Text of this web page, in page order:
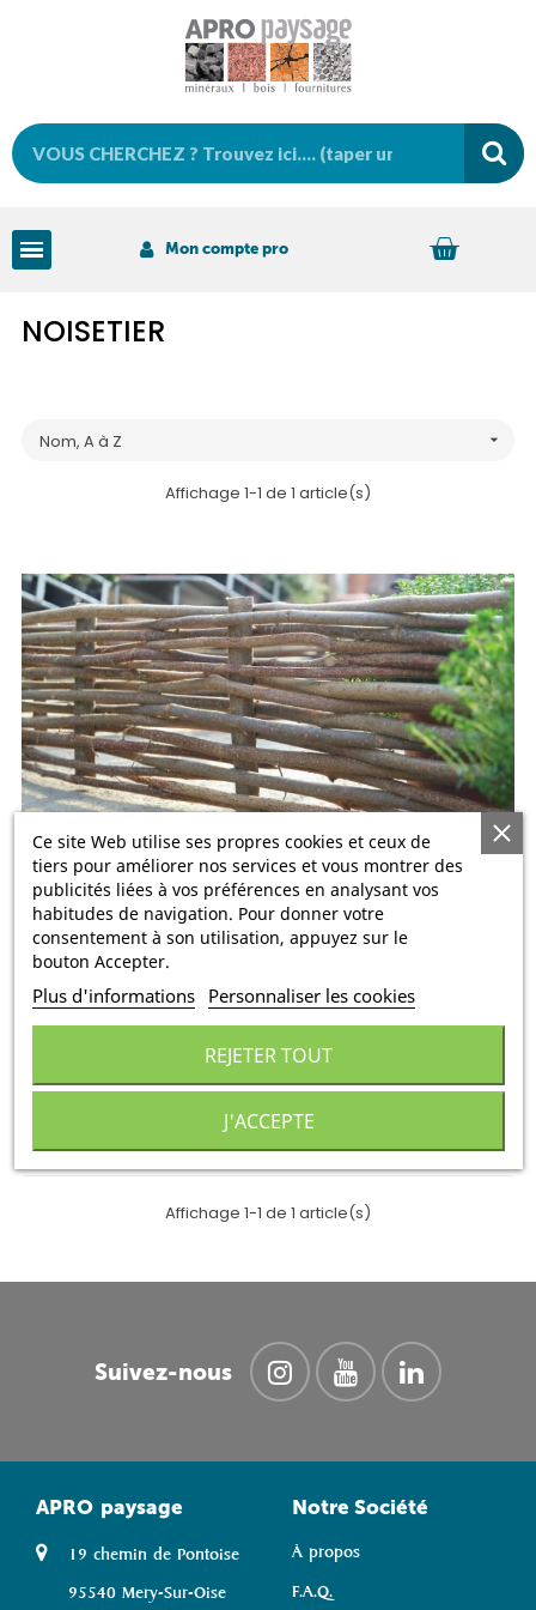
Mon compte pro
NOISETIER
Nom, A à Z 
Affichage 1-1 de 1 article(s)
BORDURE NOISETIER 2.00X0.25
Produit chiffrable sur devis
parunité
AJOUTER AU DEVIS
Affichage 1-1 de 1 article(s)
Suivez-nous
APRO paysage
19 chemin de Pontoise
95540 Mery-Sur-Oise
Ce site Web utilise ses propres cookies et ceux de
tiers pour améliorer nos services et vous montrer des
publicités liées à vos préférences en analysant vos
habitudes de navigation. Pour donner votre
consentement à son utilisation, appuyez sur le
bouton Accepter.
Plus d'informations Personnaliser les cookies
REJETER TOUT
J'ACCEPTE
Notre Société
À propos
F.A.Q.